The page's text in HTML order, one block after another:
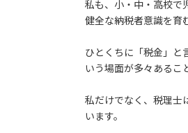
私も、小・中・高校で
健全な納税者意識を育
ひとくちに「税金」と
いう場面が多々あるこ
私だけでなく、税理士
います。